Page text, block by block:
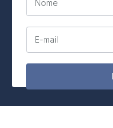
Nome
E-mail